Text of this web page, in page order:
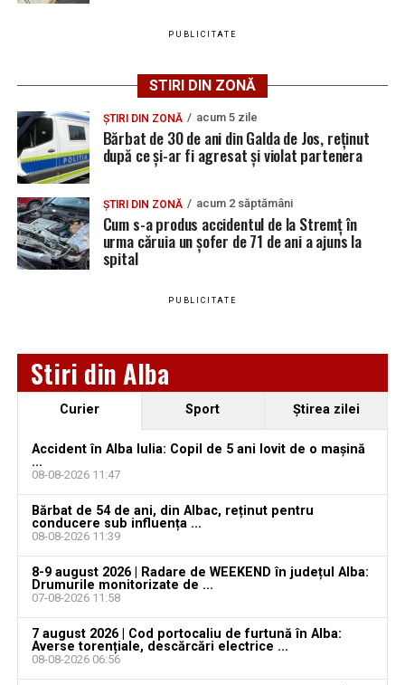
preferată pe Google
Urmărește Ziarul Unirea pe Social Media
YouTube Instagram WhatsApp TikTok
Jaf de peste 300.000 de euro, la Teiuș. Familia
păgubită susține că ancheta bate pasul pe loc, la
aproape o lună de la spargere
Locuri de muncă în Sântimbru, disponibile la 4
august 2026. AJOFM Alba a publicat lista posturilor
vacante
Locuri de muncă în Galda de Jos, disponibile la 4
august 2026. AJOFM Alba a publicat lista posturilor
vacante
Locuri de muncă în Teiuș, disponibile la 4 august
2026. AJOFM Alba a publicat lista posturilor
vacante
Bărbat de 30 de ani din Galda de Jos, reținut după
PUBLICITATE
STIRI DIN ZONĂ
ȘTIRI DIN ZONĂ acum 5 zile
Bărbat de 30 de ani din Galda de Jos, reținut
după ce și-ar fi agresat și violat partenera
ȘTIRI DIN ZONĂ acum 2 săptămâni
Cum s-a produs accidentul de la Stremț în
urma căruia un șofer de 71 de ani a ajuns la
spital
PUBLICITATE
Stiri din Alba
Curier Sport Ştirea zilei
Accident în Alba Iulia: Copil de 5 ani lovit de o mașină
...
08-08-2026 11:47
Bărbat de 54 de ani, din Albac, reținut pentru
conducere sub influența ...
08-08-2026 11:39
8-9 august 2026 | Radare de WEEKEND în județul Alba:
Drumurile monitorizate de ...
07-08-2026 11:58
7 august 2026 | Cod portocaliu de furtună în Alba:
Averse torențiale, descărcări electrice ...
08-08-2026 06:56